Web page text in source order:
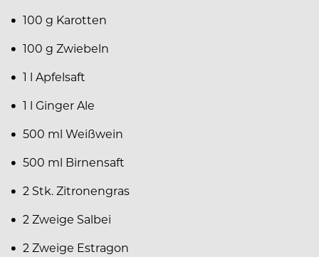
100 g Karotten
100 g Zwiebeln
1 l Apfelsaft
1 l Ginger Ale
500 ml Weißwein
500 ml Birnensaft
2 Stk. Zitronengras
2 Zweige Salbei
2 Zweige Estragon